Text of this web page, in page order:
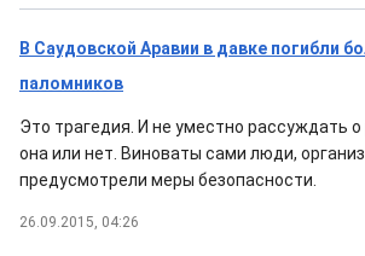
В Саудовской Аравии в давке погибли
паломников
Это трагедия. И не уместно рассуждать о
она или нет. Виноваты сами люди,
предусмотрели меры безопасности.
26.09.2015, 04:26